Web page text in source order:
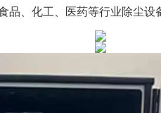
、化工、医药等行业除尘设